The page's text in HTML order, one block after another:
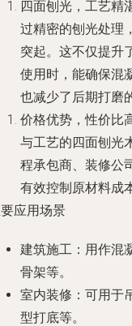
四面刨光，工艺精
过精密的刨光处理
突起。这不仅提升
使用时，能确保混
也减少了后期打磨
价格优势，性价比
与工艺的四面刨光
程承包商、装修公
有效控制原材料成
应用场景
建筑施工 ：用作
骨架等。
室内装修 ：可用
型打底等。